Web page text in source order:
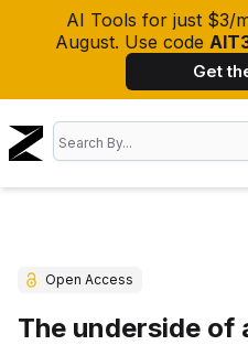
AI Tools for just $3/
August. Use code
Get
Open Access
The underside of